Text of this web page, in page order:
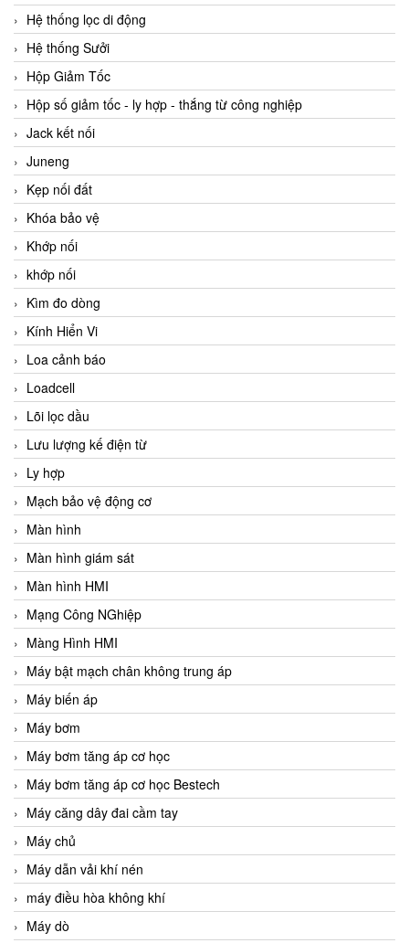
Hệ thống lọc di động
Hệ thống Sưởi
Hộp Giảm Tốc
Hộp số giảm tốc - ly hợp - thắng từ công nghiệp
Jack kết nối
Juneng
Kẹp nối đất
Khóa bảo vệ
Khớp nối
khớp nối
Kìm đo dòng
Kính Hiển Vi
Loa cảnh báo
Loadcell
Lõi lọc dầu
Lưu lượng kế điện từ
Ly hợp
Mạch bảo vệ động cơ
Màn hình
Màn hình giám sát
Màn hình HMI
Mạng Công NGhiệp
Màng Hình HMI
Máy bật mạch chân không trung áp
Máy biến áp
Máy bơm
Máy bơm tăng áp cơ học
Máy bơm tăng áp cơ học Bestech
Máy căng dây đai cầm tay
Máy chủ
Máy dẫn vải khí nén
máy điều hòa không khí
Máy dò